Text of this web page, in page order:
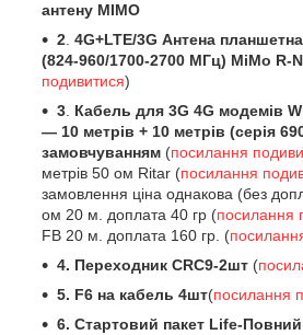
антену MIMO
2 4G+LTE/3G Антена
(824-960/1700-2700 МГц) MiMo R-
подивитися)
3 Кабель для 3G 4G модемів
— 10 метрів + 10 метрів (серія
замовчуванням (посилання
метрів 50 ом Ritar (посилання
замовлення ціна однакова (без
ом 20 м. доплата 40 гр (посилання
FB 20 м. доплата 160 гр. (
4. Переходник CRC9-2шт (
5. F6 на кабель 4шт(посилання
6. Стартовий пакет Life-